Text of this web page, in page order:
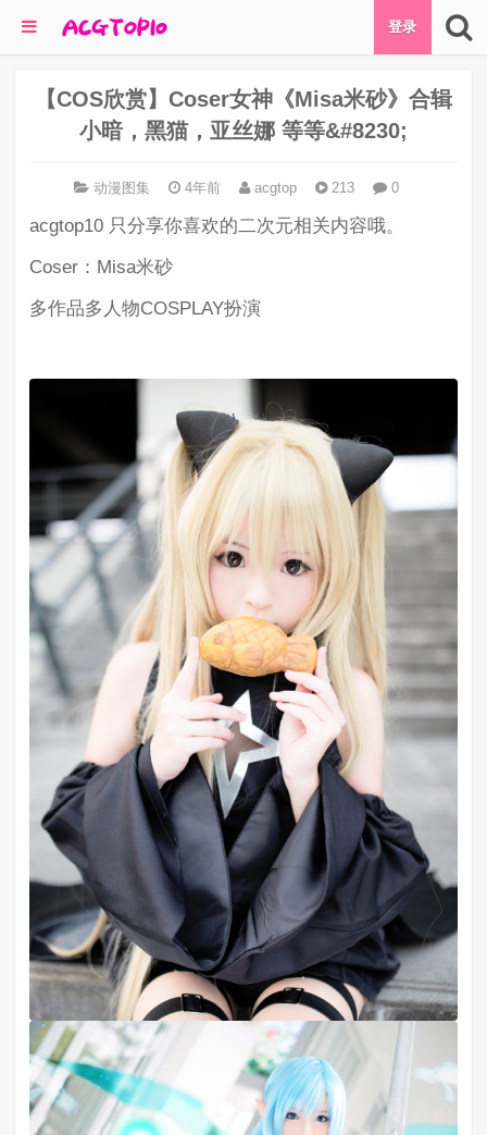
登录
【COS欣赏】Coser女神《Misa米砂》合辑
小暗，黑猫，亚丝娜 等等&#8230;
动漫图集 4年前 acgtop 213 0
acgtop10 只分享你喜欢的二次元相关内容哦。
Coser：Misa米砂
多作品多人物COSPLAY扮演